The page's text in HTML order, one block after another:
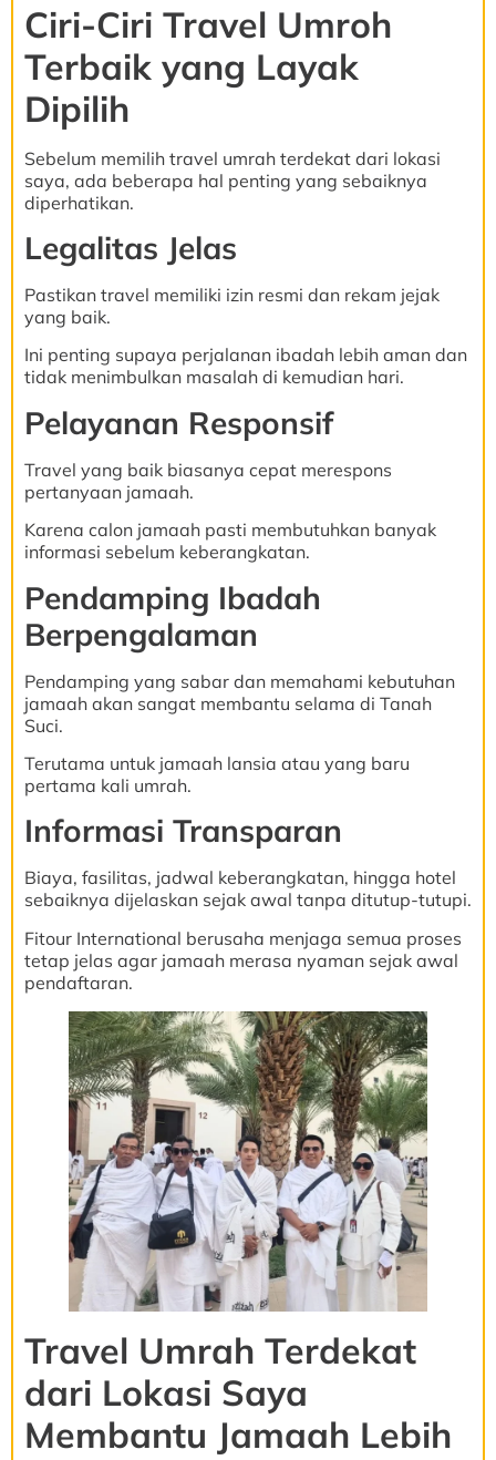
Ciri-Ciri Travel Umroh
Terbaik yang Layak
Dipilih
Sebelum memilih travel umrah terdekat dari lokasi
saya, ada beberapa hal penting yang sebaiknya
diperhatikan.
Legalitas Jelas
Pastikan travel memiliki izin resmi dan rekam jejak
yang baik.
Ini penting supaya perjalanan ibadah lebih aman dan
tidak menimbulkan masalah di kemudian hari.
Pelayanan Responsif
Travel yang baik biasanya cepat merespons
pertanyaan jamaah.
Karena calon jamaah pasti membutuhkan banyak
informasi sebelum keberangkatan.
Pendamping Ibadah
Berpengalaman
Pendamping yang sabar dan memahami kebutuhan
jamaah akan sangat membantu selama di Tanah
Suci.
Terutama untuk jamaah lansia atau yang baru
pertama kali umrah.
Informasi Transparan
Biaya, fasilitas, jadwal keberangkatan, hingga hotel
sebaiknya dijelaskan sejak awal tanpa ditutup-tutupi.
Fitour International berusaha menjaga semua proses
tetap jelas agar jamaah merasa nyaman sejak awal
pendaftaran.
Travel Umrah Terdekat
dari Lokasi Saya
Membantu Jamaah Lebih